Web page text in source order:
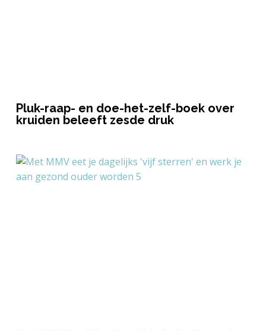
Pluk-raap- en doe-het-zelf-boek over
kruiden beleeft zesde druk